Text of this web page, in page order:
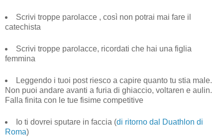
Scrivi troppe parolacce , così non potrai mai fare il
catechista
Scrivi troppe parolacce, ricordati che hai una figlia
femmina
Leggendo i tuoi post riesco a capire quanto tu stia male.
Non puoi andare avanti a furia di ghiaccio, voltaren e aulin.
Falla finita con le tue fisime competitive
Io ti dovrei sputare in faccia (di ritorno dal Duathlon di
Roma)